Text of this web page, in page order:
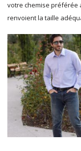
votre chemise préférée
renvoient la taille